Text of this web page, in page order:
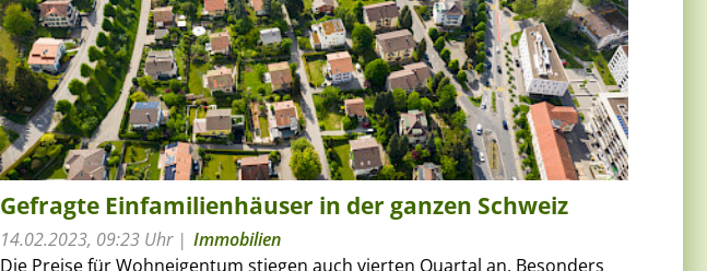
Gefragte Einfamilienhäuser in der ganzen Schweiz
14.02.2023, 09:23 Uhr
Immobilien
Die Preise für Wohneigentum stiegen auch vierten Quartal an. Besonders